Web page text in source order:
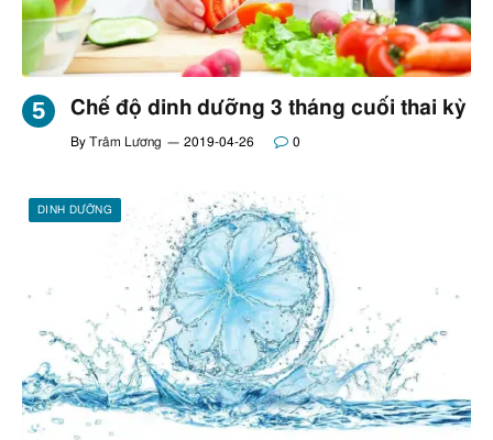
Chế độ dinh dưỡng 3 tháng cuối thai kỳ
By Trâm Lương 2019-04-26 0
DINH DƯỠNG